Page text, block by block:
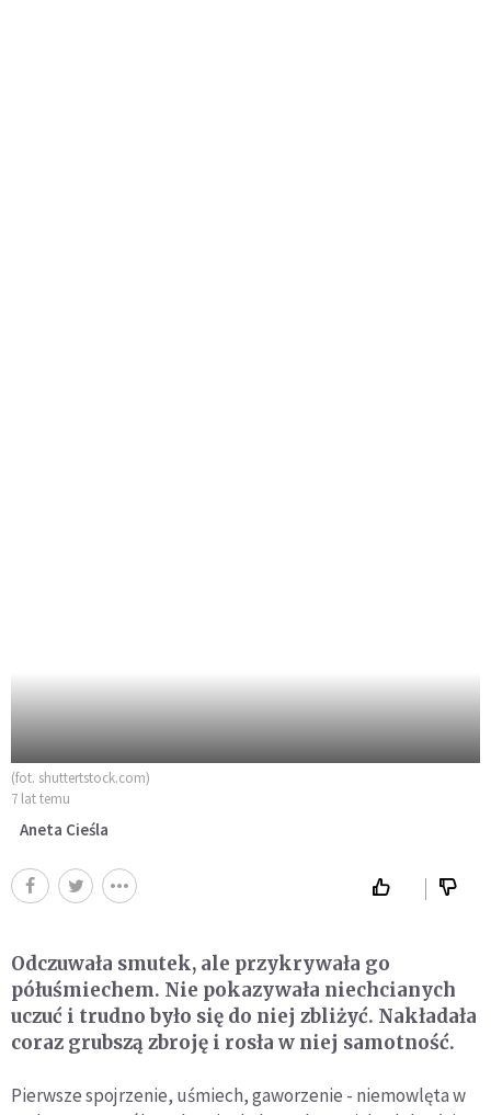
(fot. shuttertstock.com)
7 lat temu
Aneta Cieśla
Odczuwała smutek, ale przykrywała go
półuśmiechem. Nie pokazywała niechcianych
uczuć i trudno było się do niej zbliżyć. Nakładała
coraz grubszą zbroję i rosła w niej samotność.
Pierwsze spojrzenie, uśmiech, gaworzenie - niemowlęta w